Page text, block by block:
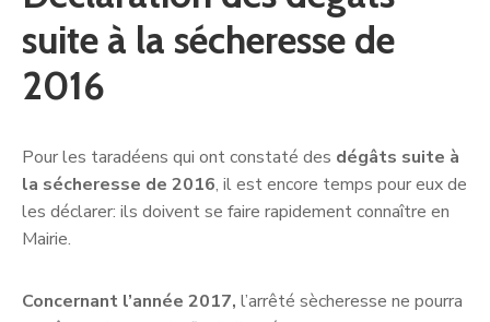
suite à la sécheresse de
2016
Pour les taradéens qui ont constaté des dégâts suite à
la sécheresse de 2016, il est encore temps pour eux de
les déclarer: ils doivent se faire rapidement connaître en
Mairie.
Concernant l’année 2017, l’arrêté sècheresse ne pourra